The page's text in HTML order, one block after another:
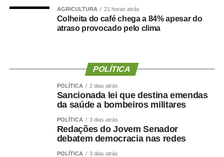
“Eu, em nome do Selecon, também agradeço ao
deputado porque, de fato, fizemos um concurso histórico,
graças à oportunidade que o Juca nos deu para
presidente da instituição.
Ao final do encontro, Juca reforçou a importância da
valorização do serviço público por meio de concursos
igualdade de oportunidades para todos os candidatos.
AGRICULTURA 21 horas atrás
Colheita do café chega a 84% apesar do
atraso provocado pelo clima
POLÍTICA
POLÍTICA 2 dias atrás
Sancionada lei que destina emendas
da saúde a bombeiros militares
POLÍTICA 3 dias atrás
Redações do Jovem Senador
debatem democracia nas redes
POLÍTICA 3 dias atrás